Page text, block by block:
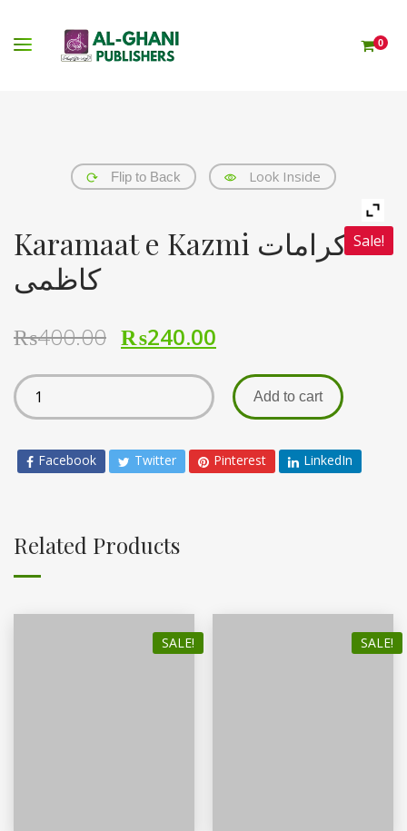
0
Flip to Back Look Inside
Sale!
Karamaat e Kazmi کرامات
کاظمی
₨400.00 ₨240.00
Add to cart
Facebook Twitter Pinterest LinkedIn
Related Products
SALE! SALE!